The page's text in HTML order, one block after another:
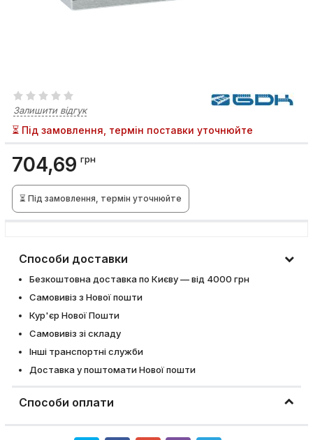
Залишити відгук
⏳ Під замовлення, термін поставки уточнюйте
704,69 грн
⏳ Під замовлення, термін уточнюйте
Способи доставки
Безкоштовна доставка по Києву — від 4000 грн
Самовивіз з Нової пошти
Кур'єр Нової Пошти
Самовивіз зі складу
Інші транспортні служби
Доставка у поштомати Нової пошти
Способи оплати